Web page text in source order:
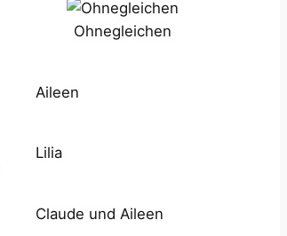
Ohnegleichen
Aileen
Lilia
Claude und Aileen